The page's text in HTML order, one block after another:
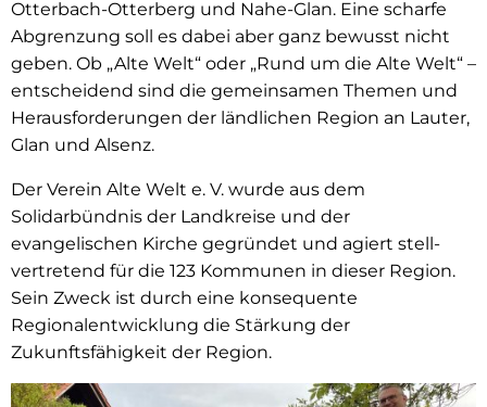
Otterbach-Otterberg und Nahe-Glan. Eine scharfe
Abgrenzung soll es dabei aber ganz bewusst nicht
geben. Ob „Alte Welt“ oder „Rund um die Alte Welt“ –
entscheidend sind die gemeinsamen Themen und
Herausforderungen der ländlichen Region an Lauter,
Glan und Alsenz.
Der Verein Alte Welt e. V. wurde aus dem
Solidarbündnis der Land­kreise und der
evangelischen Kirche gegründet und agiert stell­
vertretend für die 123 Kommunen in dieser Region.
Sein Zweck ist durch eine konsequente
Regionalentwicklung die Stärkung der
Zukunftsfähigkeit der Region.